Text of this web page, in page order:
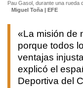
Pau Gasol, durante una rueda
Miguel Toña | EFE
«La misión de
porque todos
ventajas
explicó el
Deportiva del